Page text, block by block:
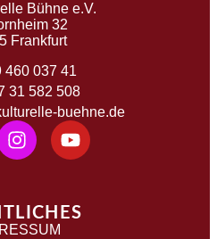
Bühne e.V.
32
Frankfurt
460 037 41
31 582 508
buehne.de